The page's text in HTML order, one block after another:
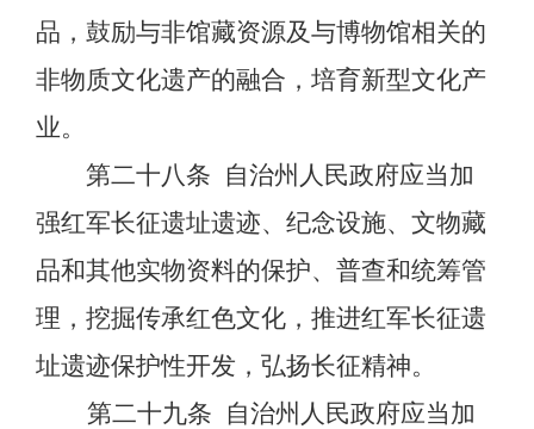
品，鼓励与非馆藏资源及与博物馆相关的
非物质文化遗产的融合，培育新型文化产
业。
第二十八条
自治州人民政府应当加
强红军长征遗址遗迹、纪念设施、文物藏
品和其他实物资料的保护、普查和统筹管
理，挖掘传承红色文化，推进红军长征遗
址遗迹保护性开发，弘扬长征精神。
第二十九条
自治州人民政府应当加